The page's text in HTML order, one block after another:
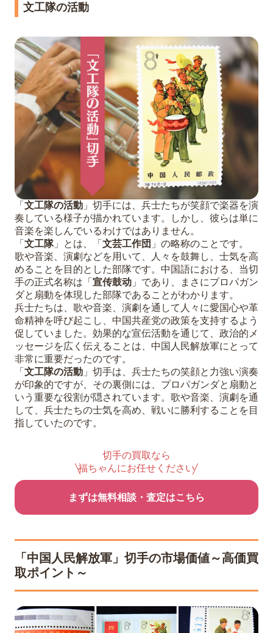
文工隊の活動
「 文工隊の活動 」切手には、兵士たちが笑顔で楽器を演
奏している様子が描かれています。しかし、彼らは単に
音楽を楽しんでいるわけではありません。
「 文工隊」とは、「 文芸工作団 」の略称のことです。
歌や音楽、演劇などを用いて、人々を鼓舞し、士気を高
めることを目的とした部隊です。中国語における、当切
手の正式名称は「 宣传鼓动 」であり、まさにプロパガン
ダと扇動を体現した部隊であることがわかります。
兵士たちは、歌や音楽、演劇を通して人々に愛国心や革
命精神を呼び起こし、中国共産党の政策を支持するよう
促していました。効果的な宣伝活動を通じて、政治的メ
ッセージを広く伝えることは、中国人民解放軍にとって
非常に重要だったのです。
「 文工隊の活動 」切手は、兵士たちの笑顔と力強い演奏
が印象的ですが、その裏側には、プロパガンダと扇動と
いう重要な役割が隠されています。歌や音楽、演劇を通
して、兵士たちの士気を高め、戦いに勝利することを目
指していたのです。
切手の買取なら
福ちゃんにお任せください
まずは無料相談・査定はこちら
「中国人民解放軍」切手の市場価値～高価買
取ポイント～